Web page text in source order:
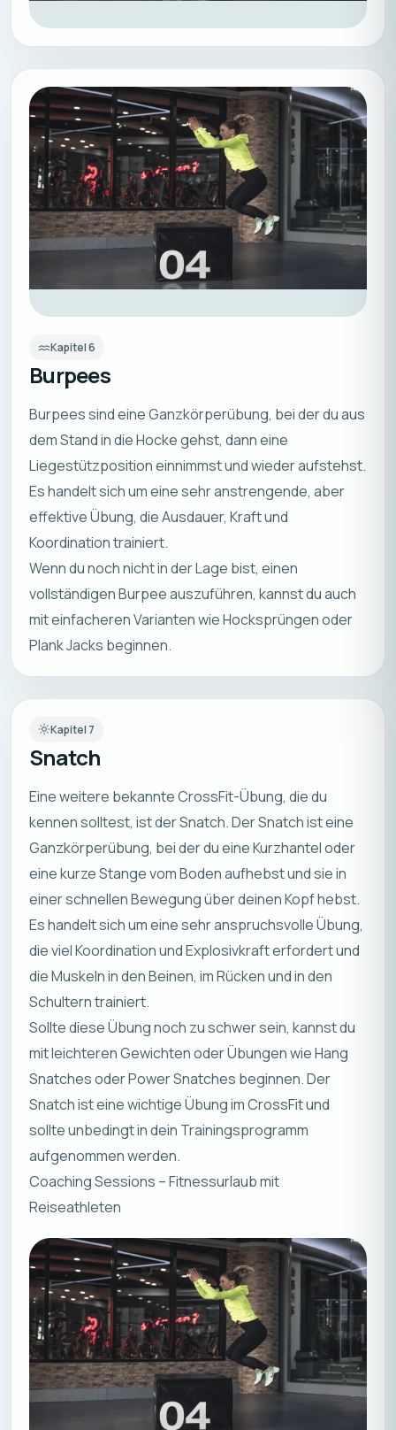
Kapitel6
Burpees
Burpees sind eine Ganzkörperübung, bei der du aus
dem Stand in die Hocke gehst, dann eine
Liegestützposition einnimmst und wieder aufstehst.
Es handelt sich um eine sehr anstrengende, aber
effektive Übung, die Ausdauer, Kraft und
Koordination trainiert.
Wenn du noch nicht in der Lage bist, einen
vollständigen Burpee auszuführen, kannst du auch
mit einfacheren Varianten wie Hocksprüngen oder
Plank Jacks beginnen.
Kapitel 7
Snatch
Eine weitere bekannte CrossFit-Übung, die du
kennen solltest, ist der Snatch. Der Snatch ist eine
Ganzkörperübung, bei der du eine Kurzhantel oder
eine kurze Stange vom Boden aufhebst und sie in
einer schnellen Bewegung über deinen Kopf hebst.
Es handelt sich um eine sehr anspruchsvolle Übung,
die viel Koordination und Explosivkraft erfordert und
die Muskeln in den Beinen, im Rücken und in den
Schultern trainiert.
Sollte diese Übung noch zu schwer sein, kannst du
mit leichteren Gewichten oder Übungen wie Hang
Snatches oder Power Snatches beginnen. Der
Snatch ist eine wichtige Übung im CrossFit und
sollte unbedingt in dein Trainingsprogramm
aufgenommen werden.
Coaching Sessions – Fitnessurlaub mit
Reiseathleten